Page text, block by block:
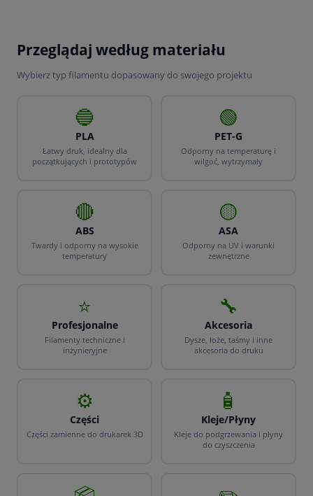
Przeglądaj według materiału
Wybierz typ filamentu dopasowany do swojego projektu
🔵
PLA
Łatwy druk, idealny dla
początkujących i prototypów
🟢
PET-G
Odporny na temperaturę i
wilgoć, wytrzymały
🔴
ABS
Twardy i odporny na wysokie
temperatury
🟡
ASA
Odporny na UV i warunki
zewnętrzne
⭐
Profesjonalne
Filamenty techniczne i
inżynieryjne
🔧
Akcesoria
Dysze, łoże, taśmy i inne
akcesoria do druku
⚙️
Części
Części zamienne do drukarek 3D
🧴
Kleje/Płyny
Kleje do podgrzewania i płyny
do czyszczenia